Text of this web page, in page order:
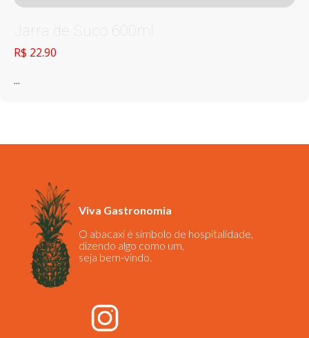
Jarra de Suco 600ml
R$ 22.90
...
Viva Gastronomia
O abacaxi é símbolo de hospitalidade,
dizendo algo como um,
seja bem-vindo.